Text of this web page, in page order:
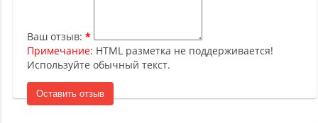
Ваш отзыв:
Примечание: HTML разметка не поддерживается!
Используйте обычный текст.
Оставить отзыв